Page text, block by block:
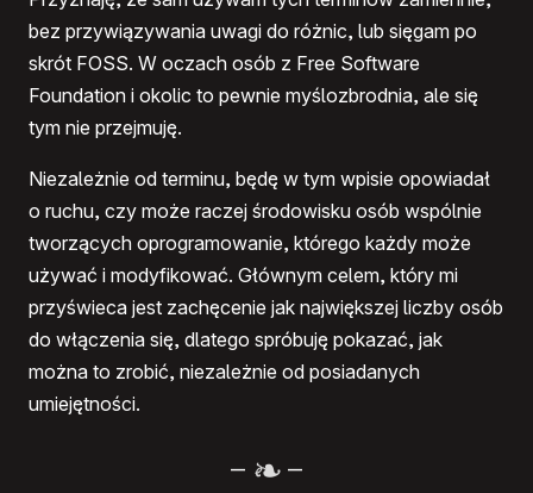
bez przywiązywania uwagi do różnic, lub sięgam po
skrót FOSS. W oczach osób z Free Software
Foundation i okolic to pewnie myślozbrodnia, ale się
tym nie przejmuję.
Niezależnie od terminu, będę w tym wpisie opowiadał
o ruchu, czy może raczej środowisku osób wspólnie
tworzących oprogramowanie, którego każdy może
używać i modyfikować. Głównym celem, który mi
przyświeca jest zachęcenie jak największej liczby osób
do włączenia się, dlatego spróbuję pokazać, jak
można to zrobić, niezależnie od posiadanych
umiejętności.
– –